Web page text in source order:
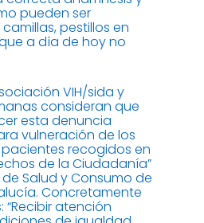
pueden ser
pestillos en
a día de hoy no
VIH/sida y
consideran que
esta denuncia
vulneración de los
recogidos en
de la Ciudadanía”
Salud y Consumo de
Concretamente
“Recibir atención